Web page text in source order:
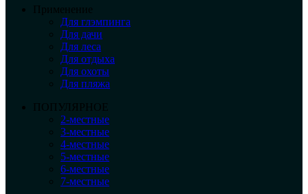
Применение
Для глэмпинга
Для дачи
Для леса
Для отдыха
Для охоты
Для пляжа
ПОПУЛЯРНОЕ
2-местные
3-местные
4-местные
5-местные
6-местные
7-местные